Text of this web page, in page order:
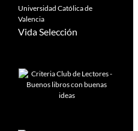
Universidad Católica de
Valencia
Vida Selección